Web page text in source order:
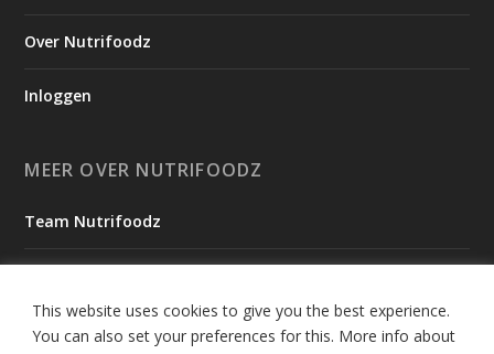
This website uses cookies to give you the best experience.
You can also set your preferences for this. More info about
Over Nutrifoodz
Inloggen
MEER OVER NUTRIFOODZ
Team Nutrifoodz
Ambassadeurs